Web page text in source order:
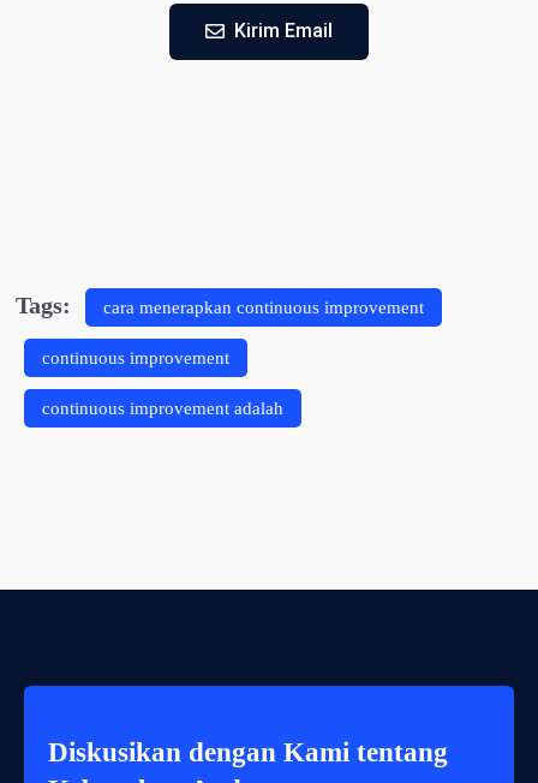
Kirim Email
Tags: cara menerapkan continuous improvement
continuous improvement
continuous improvement adalah
Diskusikan dengan Kami tentang